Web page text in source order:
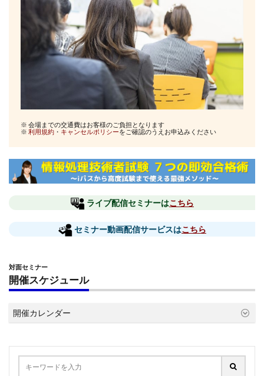
※ 会場までの交通費はお客様のご負担となります
※ 利用規約 ・ キャンセルポリシーをご確認のうえお申込みください
ライブ配信セミナーはこちら
セミナー動画配信サービスはこちら
対面セミナー
開催スケジュール
開催カレンダー